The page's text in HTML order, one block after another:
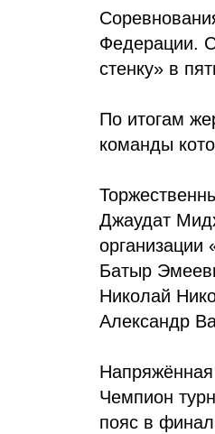
Федерации.
стенку» в
По итогам
команды
Джаудат
организации
Батыр
Николай
Александр
Чемпион
пояс в